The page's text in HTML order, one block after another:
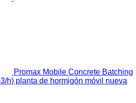
Promax Mobile Concrete Batching
h) planta de hormigón móvil nueva